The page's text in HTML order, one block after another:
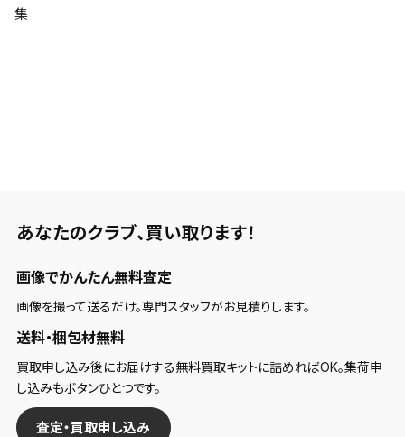
集
あなたのクラブ、 買い取ります！
画像でかんたん無料査定
画像を撮って送るだけ。専門スタッフがお見積りします。
送料・梱包材無料
買取申し込み後にお届けする無料買取キットに詰めればOK。集荷申
し込みもボタンひとつです。
査定・買取申し込み